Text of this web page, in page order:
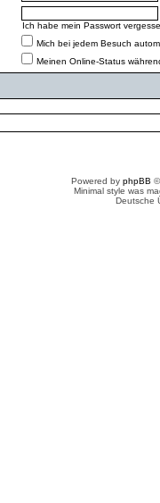
Ich habe mein Passwort
Mich bei jedem Besuch
Meinen Online-Status
Powered by phpBB
Minimal style was
Deutsche